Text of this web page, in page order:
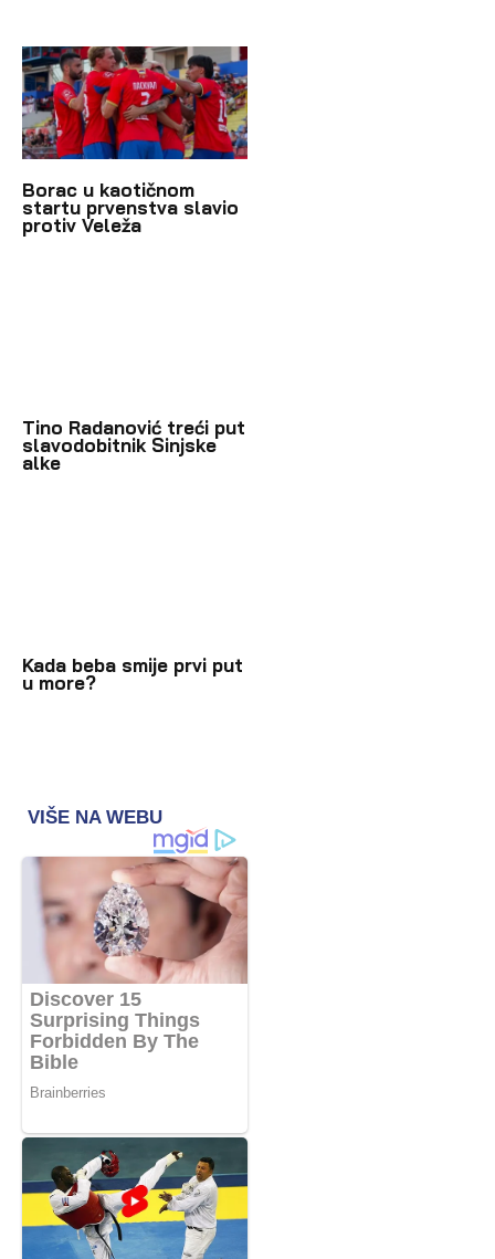
Borac u kaotičnom
startu prvenstva slavio
protiv Veleža
Tino Radanović treći put
slavodobitnik Sinjske
alke
Kada beba smije prvi put
u more?